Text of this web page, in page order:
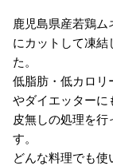
鹿児島県産若鶏
にカットして凍結
た。
低脂肪・低カロリ
やダイエッターに
皮無しの処理を行
す。
どんな料理でも